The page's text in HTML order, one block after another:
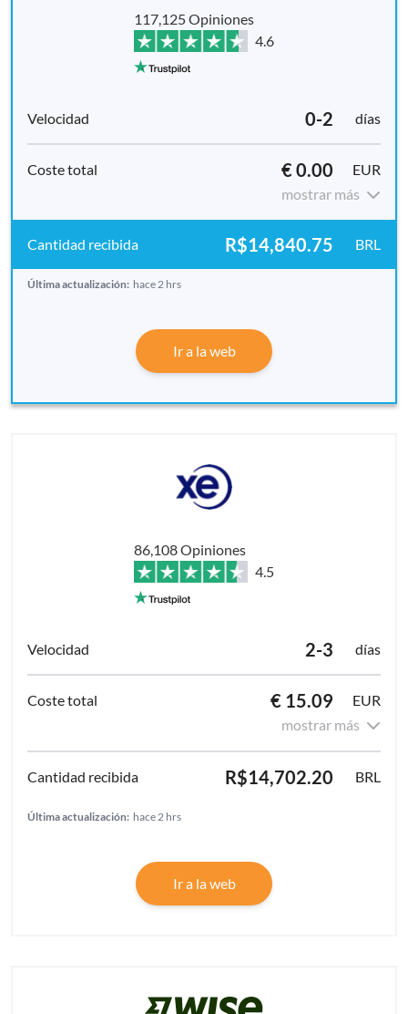
117,125 Opiniones
4.6
0-2 días
€ 0.00
EUR
mostrar más
R$14,840.75 BRL
Última actualización: hace 2 hrs
Ir a la web
86,108 Opiniones
4.5
2-3 días
€ 15.09
EUR
mostrar más
R$14,702.20 BRL
Última actualización: hace 2 hrs
Ir a la web